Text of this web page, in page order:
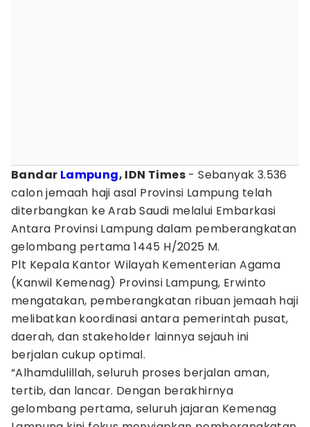
Bandar Lampung, IDN Times - Sebanyak 3.536
calon jemaah haji asal Provinsi Lampung telah
diterbangkan ke Arab Saudi melalui Embarkasi
Antara Provinsi Lampung dalam pemberangkatan
gelombang pertama 1445 H/2025 M.
Plt Kepala Kantor Wilayah Kementerian Agama
(Kanwil Kemenag) Provinsi Lampung, Erwinto
mengatakan, pemberangkatan ribuan jemaah haji
melibatkan koordinasi antara pemerintah pusat,
daerah, dan stakeholder lainnya sejauh ini
berjalan cukup optimal.
“Alhamdulillah, seluruh proses berjalan aman,
tertib, dan lancar. Dengan berakhirnya
gelombang pertama, seluruh jajaran Kemenag